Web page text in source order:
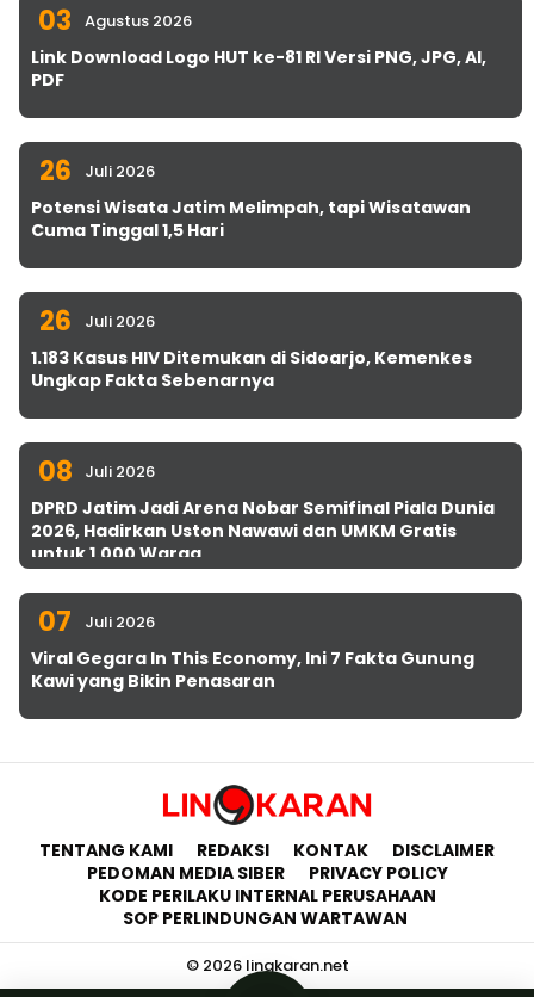
03 Agustus 2026
Link Download Logo HUT ke-81 RI Versi PNG, JPG, AI,
PDF
26 Juli 2026
Potensi Wisata Jatim Melimpah, tapi Wisatawan
Cuma Tinggal 1,5 Hari
26 Juli 2026
1.183 Kasus HIV Ditemukan di Sidoarjo, Kemenkes
Ungkap Fakta Sebenarnya
08 Juli 2026
DPRD Jatim Jadi Arena Nobar Semifinal Piala Dunia
2026, Hadirkan Uston Nawawi dan UMKM Gratis
untuk 1.000 Warga
07 Juli 2026
Viral Gegara In This Economy, Ini 7 Fakta Gunung
Kawi yang Bikin Penasaran
TENTANG KAMI REDAKSI KONTAK
DISCLAIMER
PEDOMAN MEDIA SIBER
PRIVACY POLICY
KODE PERILAKU INTERNAL PERUSAHAAN
SOP PERLINDUNGAN WARTAWAN
© 2026 lingkaran.net